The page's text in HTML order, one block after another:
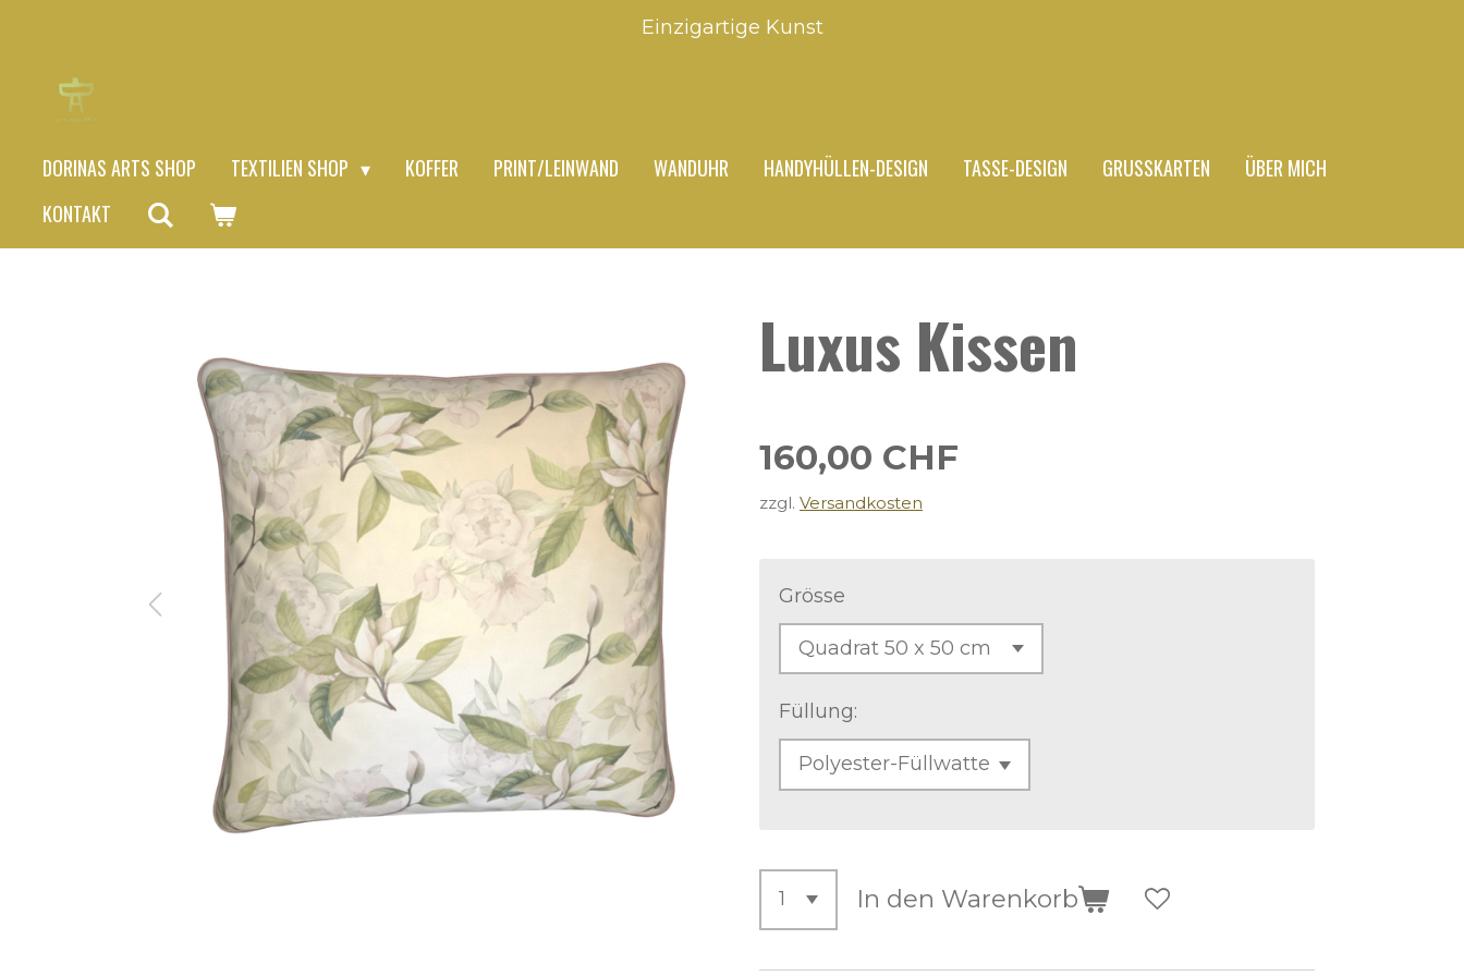
springen
Einzigartige Kunst
DORINAS ARTS SHOP TEXTILIEN SHOP KOFFER PRINT/LEINWAND WANDUHR HANDYHÜLLEN-DESIGN TASSE-DESIGN GRUSSKARTEN
ÜBER MICH
KONTAKT
Luxus Kissen
160,00 CHF
zzgl. Versandkosten
Grösse
Füllung:
In den Warenkorb